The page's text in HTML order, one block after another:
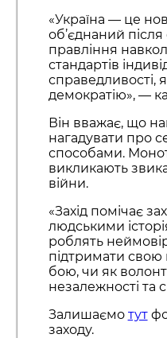
«Україна — це
об’єднаний після
правління
стандартів
справедливості,
демократію», —
Він вважає, що
нагадувати про
способами.
викликають
війни.
«Захід помічає
людськими
роблять
підтримати свою
бою, чи як
незалежності та
Залишаємо тут
заходу.